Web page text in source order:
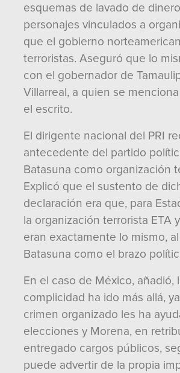
esquemas de lavado de
personajes vinculados a
que el gobierno
terroristas. Aseguró que lo
con el gobernador de
Villarreal, a quien se
el escrito.
El dirigente nacional del PRI
antecedente del partido
Batasuna como organización
Explicó que el sustento de
declaración era que, para
la organización terrorista ETA
eran exactamente lo mismo,
Batasuna como el brazo
En el caso de México, añadió,
complicidad ha ido más allá,
crimen organizado les ha
elecciones y Morena, en
entregado cargos públicos,
puede advertir de la propia